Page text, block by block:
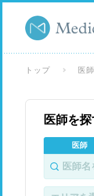
トップ 医
医師を
医師